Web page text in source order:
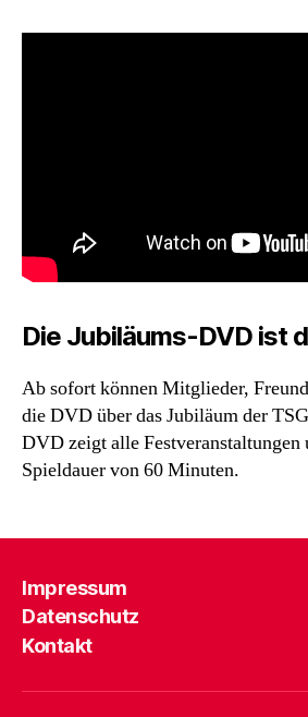
Die Jubiläums-DVD ist
Ab sofort können Mitglieder,
die DVD über das Jubiläum der
DVD zeigt alle Festveranstaltungen
Spieldauer von 60 Minuten.
Impressum
Datenschutz
Kontakt